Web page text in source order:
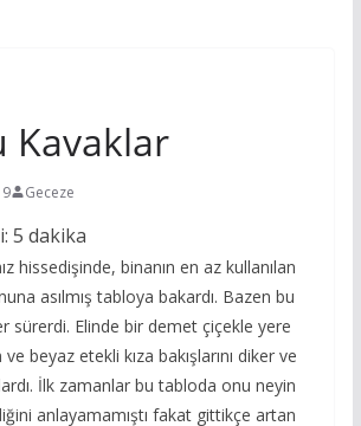
Kavaklar
Geceze
5 dakika
hissedişinde, binanın en az kullanılan
asılmış tabloya bakardı. Bazen bu
sürerdi. Elinde bir demet çiçekle yere
beyaz etekli kıza bakışlarını diker ve
İlk zamanlar bu tabloda onu neyin
anlayamamıştı fakat gittikçe artan